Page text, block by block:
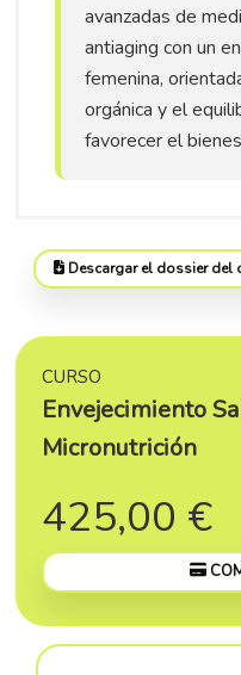
avanzadas de
antiaging con un
femenina,
orgánica y el
favorecer el
Descargar el dossier del
CURSO
Envejecimiento
Micronutrición
425,00 €